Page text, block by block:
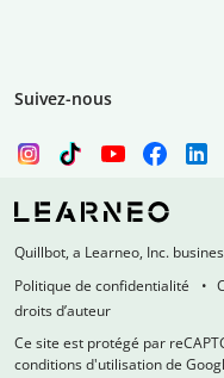
Suivez-nous
Quillbot, a Learneo, Inc.
Politique de confidentialité
droits d’auteur
Ce site est protégé par
conditions d'utilisation de